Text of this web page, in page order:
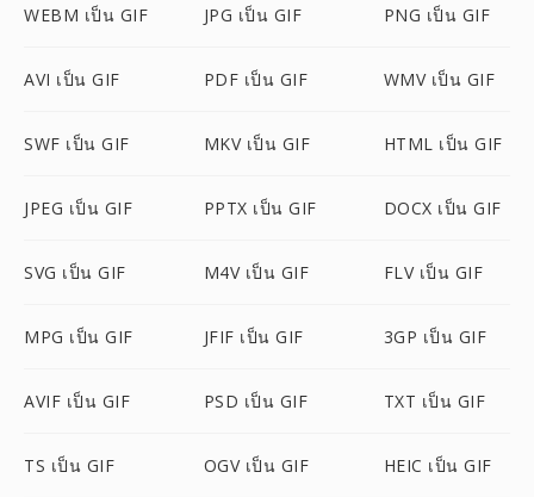
WEBM เป็น GIF JPG เป็น GIF PNG เป็น GIF
AVI เป็น GIF PDF เป็น GIF WMV เป็น GIF
SWF เป็น GIF MKV เป็น GIF HTML เป็น GIF
JPEG เป็น GIF PPTX เป็น GIF DOCX เป็น GIF
SVG เป็น GIF M4V เป็น GIF FLV เป็น GIF
MPG เป็น GIF JFIF เป็น GIF 3GP เป็น GIF
AVIF เป็น GIF PSD เป็น GIF TXT เป็น GIF
TS เป็น GIF OGV เป็น GIF HEIC เป็น GIF